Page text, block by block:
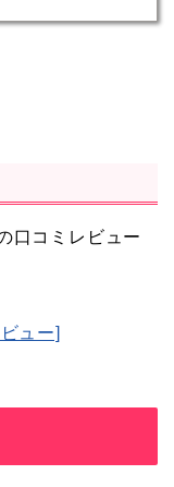
口コミレビュー
ュー]